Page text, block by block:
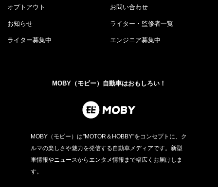
オプトアウト お問い合わせ
お知らせ ライター・監修者一覧
ライター募集中 エンジニア募集中
MOBY（モビー）自動車はおもしろい！
MOBY（モビー）は"MOTOR＆HOBBY"をコンセプトに、ク
ルマの楽しさや魅力を発信する自動車メディアです。新型
車情報やニュースからエンタメ情報まで幅広くお届けしま
す。